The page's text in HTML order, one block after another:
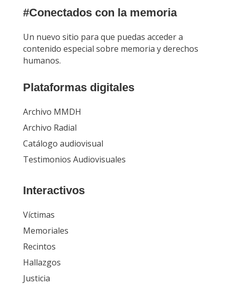
#Conectados con la memoria
Un nuevo sitio para que puedas acceder a
contenido especial sobre memoria y derechos
humanos.
Plataformas digitales
Archivo MMDH
Archivo Radial
Catálogo audiovisual
Testimonios Audiovisuales
Interactivos
Víctimas
Memoriales
Recintos
Hallazgos
Justicia